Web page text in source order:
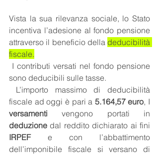
Vista la sua rilevanza sociale, lo Stato
incentiva l’adesione al fondo pensione
attraverso il beneficio della deducibilità
fiscale.
sono deducibili sulle tasse.
fiscale ad oggi è pari a 5.164,57 euro
versamenti
deduzione
IRPEF e con l’abbattimento
dell’imponibile fiscale si versano di